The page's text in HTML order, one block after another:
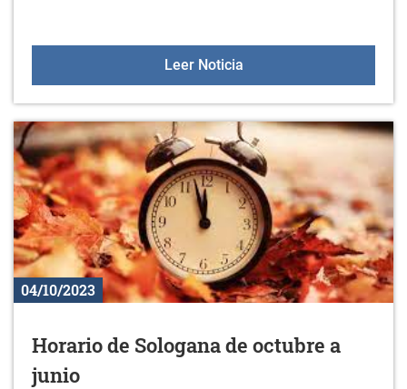
Leer NoticiaBanco de alimentos:
04/10/2023
Horario de Sologana de octubre a
junio